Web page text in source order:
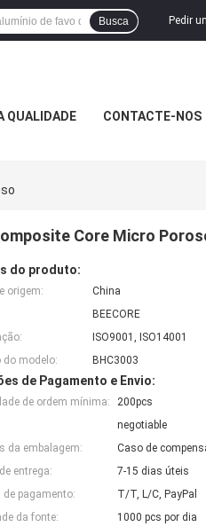
Pedir
Busca
QUALIDADE CONTACTE-NOS
Core Micro
do produto:
origem:
China
BEECORE
ISO9001, ISO14001
do modelo:
BHC3003
de Pagamento e Envio:
de ordem mínima:
200pcs
negotiable
da embalagem:
Caso de
entrega:
7-15 dias úteis
de pagamento:
T/T, L/C, PayPal
da fonte:
1000 pcs por dia